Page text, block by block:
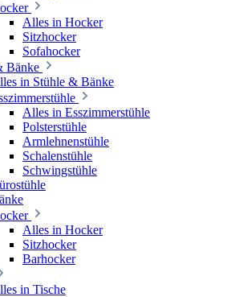
Alles in Hocker
Sitzhocker
Sofahocker
Bänke
in Stühle & Bänke
Alles in Esszimmerstühle
Polsterstühle
Armlehnenstühle
Schalenstühle
Schwingstühle
Alles in Hocker
Sitzhocker
Barhocker
in Tische